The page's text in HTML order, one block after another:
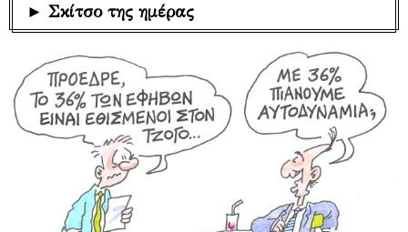
► Σκίτσο της ημέρας